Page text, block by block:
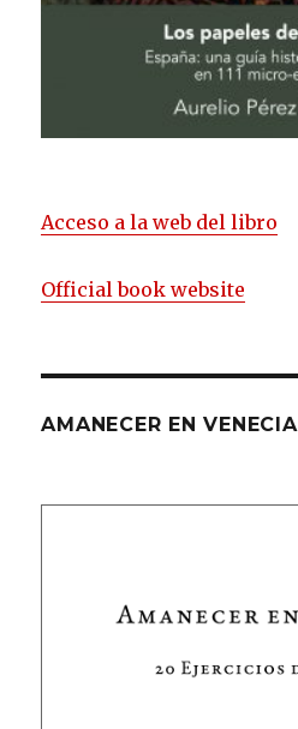
Acceso a la web del libro
Official book website
AMANECER EN VENECIA